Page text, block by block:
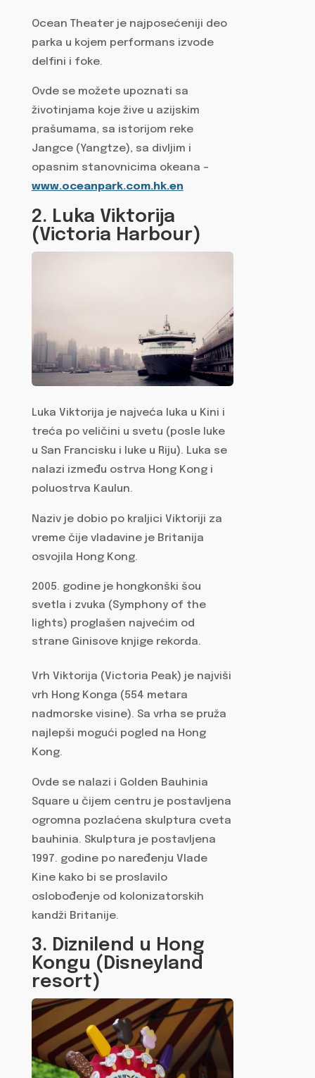
Ocean Theater je najposećeniji deo
parka u kojem performans izvode
delfini i foke.
Ovde se možete upoznati sa
životinjama koje žive u azijskim
prašumama, sa istorijom reke
Jangce (Yangtze), sa divljim i
opasnim stanovnicima okeana –
www.oceanpark.com.hk.en
2. Luka Viktorija
(Victoria Harbour)
Luka Viktorija je najveća luka u Kini i
treća po veličini u svetu (posle luke
u San Francisku i luke u Riju). Luka se
nalazi između ostrva Hong Kong i
poluostrva Kaulun.
Naziv je dobio po kraljici Viktoriji za
vreme čije vladavine je Britanija
osvojila Hong Kong.
godine je hongkonški šou
svetla i zvuka (Symphony of the
lights) proglašen najvećim od
strane Ginisove knjige rekorda.
Vrh Viktorija (Victoria Peak) je najviši
vrh Hong Konga (554 metara
nadmorske visine). Sa vrha se pruža
najlepši mogući pogled na Hong
Kong.
Ovde se nalazi i Golden Bauhinia
Square u čijem centru je postavljena
ogromna pozlaćena skulptura cveta
bauhinia. Skulptura je postavljena
1997. godine po naređenju Vlade
Kine kako bi se proslavilo
oslobođenje od kolonizatorskih
kandži Britanije.
3. Diznilend u Hong
Kongu (Disneyland
resort)